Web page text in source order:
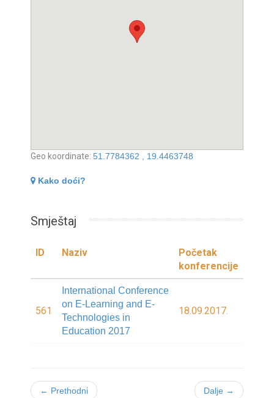
Geo koordinate: 51.7784362 , 19.4463748
Kako doći?
Smještaj
ID Naziv
Početak
konferencije
561
International Conference
on E-Learning and E-
Technologies in
Education 2017
18.09.2017.
← Prethodni Dalje →